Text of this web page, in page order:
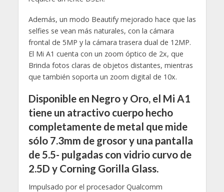
Además, un modo Beautify mejorado hace que las
selfies se vean más naturales, con la cámara
frontal de 5MP y la cámara trasera dual de 12MP.
El Mi A1 cuenta con un zoom óptico de 2x, que
Brinda fotos claras de objetos distantes, mientras
que también soporta un zoom digital de 10x.
Disponible en Negro y Oro, el Mi A1
tiene un atractivo cuerpo hecho
completamente de metal que mide
sólo 7.3mm de grosor y una pantalla
de 5.5- pulgadas con vidrio curvo de
2.5D y Corning Gorilla Glass.
Impulsado por el procesador Qualcomm